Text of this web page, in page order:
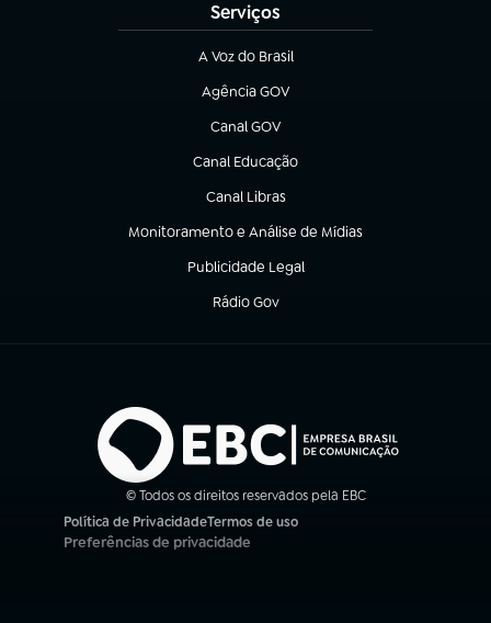
Serviços
A Voz do Brasil
(abre em nova aba)
Agência GOV
(abre em nova aba)
Canal GOV
(abre em nova aba)
Canal Educação
(abre em nova aba)
Canal Libras
(abre em nova aba)
Monitoramento e Análise de Mídias
(abre em nova aba)
Publicidade Legal
(abre em nova aba)
Rádio Gov
(abre em nova aba)
© Todos os direitos reservados pela EBC
Política de Privacidade
(abre em nova aba)
Termos de uso
(abre em nova aba)
Preferências de privacidade